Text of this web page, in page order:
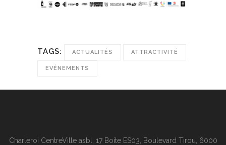
TAGS: ACTUALITÉS ATTRACTIVITÉ
EVÉNEMENTS
Charleroi CentreVille asbl, 17 Boite ES03, Boulevard Tirou, 6000